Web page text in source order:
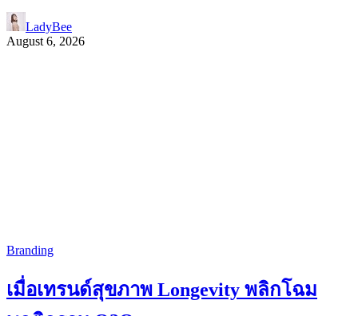
LadyBee
August 6, 2026
Branding
เมื่อเทรนด์สุขภาพ Longevity พลิกโฉม